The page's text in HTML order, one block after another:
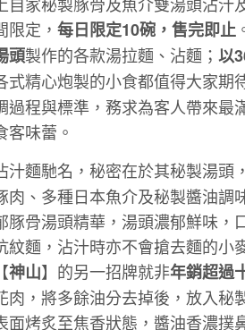
定， 每日限定10碗，售完即止
頭製作的各款湯拉麵、沾麵； 以
式精心炮製的小食都值得大家期
過程與標準，務求為客人帶來最
客味蕾。
汁麵馳名，秘密在於其秘製湯頭
肉、多種日本魚介及秘製醬油調
豚骨湯頭精華，湯頭濃郁鮮味，
紋麵，沾汁時亦不會搶去麵的小
神山】的另一招牌就非年銷超過
肉，將多餘油分去掉後，放入秘
面烤炙至焦香狀態，醬油香濃撲